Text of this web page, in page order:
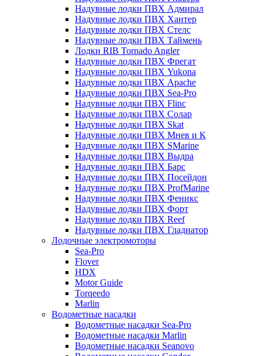
Надувные лодки ПВХ Адмирал
Надувные лодки ПВХ Хантер
Надувные лодки ПВХ Стелс
Надувные лодки ПВХ Таймень
Лодки RIB Tornado Angler
Надувные лодки ПВХ Фрегат
Надувные лодки ПВХ Yukona
Надувные лодки ПВХ Apache
Надувные лодки ПВХ Sea-Pro
Надувные лодки ПВХ Flinc
Надувные лодки ПВХ Солар
Надувные лодки ПВХ Skat
Надувные лодки ПВХ Мнев и К
Надувные лодки ПВХ SMarine
Надувные лодки ПВХ Выдра
Надувные лодки ПВХ Барс
Надувные лодки ПВХ Посейдон
Надувные лодки ПВХ ProfMarine
Надувные лодки ПВХ Феникс
Надувные лодки ПВХ Форт
Надувные лодки ПВХ Reef
Надувные лодки ПВХ Гладиатор
Лодочные электромоторы
Sea-Pro
Flover
HDX
Motor Guide
Torqeedo
Marlin
Водометные насадки
Водометные насадки Sea-Pro
Водометные насадки Marlin
Водометные насадки Seanovo